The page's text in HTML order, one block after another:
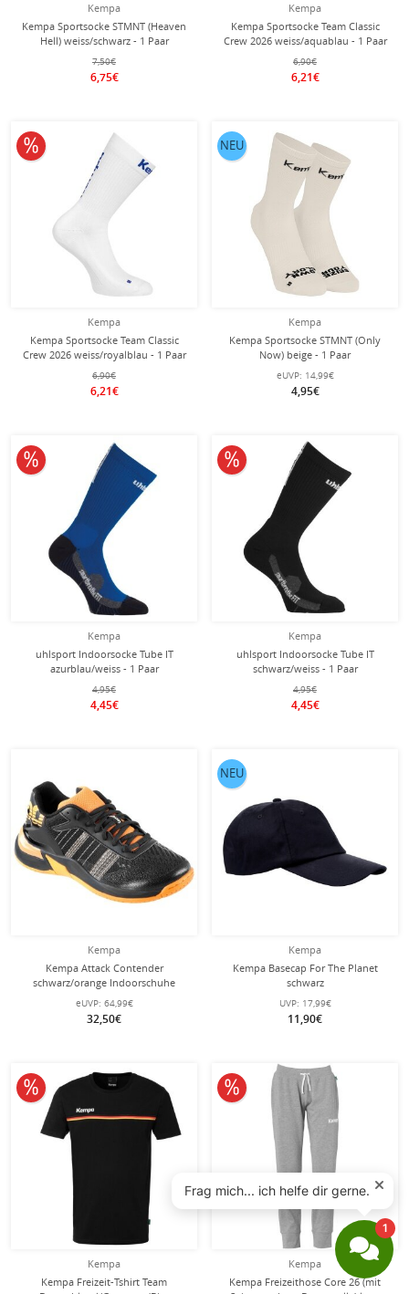
Kempa
Kempa Sportsocke STMNT (Heaven
Hell) weiss/schwarz - 1 Paar
7,50€
6,75€
Kempa
Kempa Sportsocke Team Classic
Crew 2026 weiss/aquablau - 1 Paar
6,90€
6,21€
Kempa
Kempa Sportsocke Team Classic
Crew 2026 weiss/royalblau - 1 Paar
6,90€
6,21€
10% reduziert
Kempa
Kempa Sportsocke STMNT (Only
Now) beige - 1 Paar
eUVP: 14,99€
4,95€
NEU
Kempa
uhlsport Indoorsocke Tube IT
azurblau/weiss - 1 Paar
4,95€
4,45€
10% reduziert
Kempa
uhlsport Indoorsocke Tube IT
schwarz/weiss - 1 Paar
4,95€
4,45€
10% reduziert
Kempa
Kempa Attack Contender
schwarz/orange Indoorschuhe
Kinder
eUVP: 64,99€
32,50€
Kempa
Kempa Basecap For The Planet
schwarz
UVP: 17,99€
11,90€
NEU
Kempa
Kempa Freizeit-Tshirt Team
10% reduziert
Kempa
Kempa Freizeithose Core 26 (mit
10% reduziert